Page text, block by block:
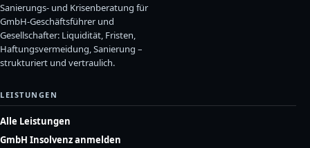
Sanierungs- und Krisenberatung für
GmbH-Geschäftsführer und
Gesellschafter: Liquidität, Fristen,
Haftungsvermeidung, Sanierung –
strukturiert und vertraulich.
LEISTUNGEN
Alle Leistungen
GmbH Insolvenz anmelden